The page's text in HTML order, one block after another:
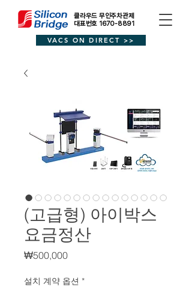
클라우드 무인주차관제
대표번호 1670-8891
VACS ON DIRECT >>
(고급형) 아이박스
요금정산
₩500,000가
설치 계약 옵션 *